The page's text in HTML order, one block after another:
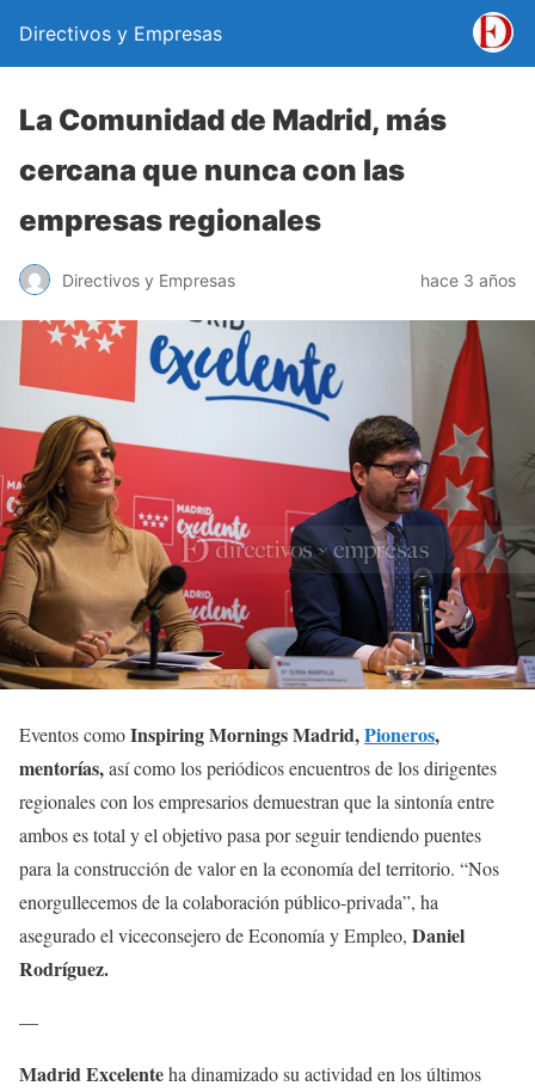
Directivos y Empresas
La Comunidad de Madrid, más
cercana que nunca con las
empresas regionales
Directivos y Empresas hace 3 años
Eventos comoInspiring Mornings Madrid,Pioneros,
mentorías,así como los periódicos encuentros de los dirigentes
regionales con los empresarios demuestran que la sintonía entre
ambos es total y el objetivo pasa por seguir tendiendo puentes
para la construcción de valor en la economía del territorio. “Nos
enorgullecemos de la colaboración público-privada”, ha
asegurado el viceconsejero de Economía y Empleo, Daniel
Rodríguez.
—
Madrid Excelenteha dinamizado su actividad en los últimos